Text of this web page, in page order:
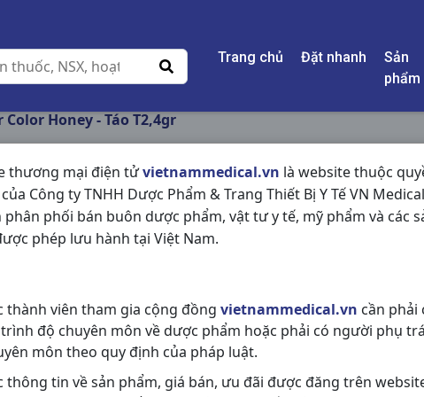
Trang chủ Đặt nhanh
Sản
phẩm
thương mại điện tửvietnammedical.vn là website thuộc
Công ty TNHH Dược Phẩm & Trang Thiết Bị Y Tế VN
phân phối bán buôn dược phẩm, vật tư y tế, mỹ phẩm và các
phép lưu hành tại Việt Nam.
thành viên tham gia cộng đồng vietnammedical.vn cần phải
độ chuyên môn về dược phẩm hoặc phải có người phụ
môn theo quy định của pháp luật.
thông tin về sản phẩm, giá bán, ưu đãi được đăng trên
Color Honey - Táo T2,4gr
LIPICE SHEER COLOR
NSX:Rohto
Chia sẻ qua mạng xã hội: